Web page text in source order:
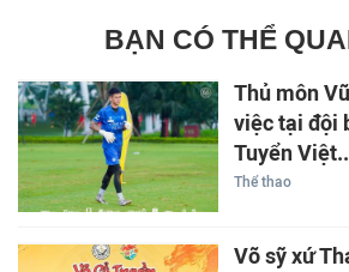
BẠN CÓ THỂ
Thủ môn
việc tại đội
Tuyển
Thể thao
Võ sỹ xứ